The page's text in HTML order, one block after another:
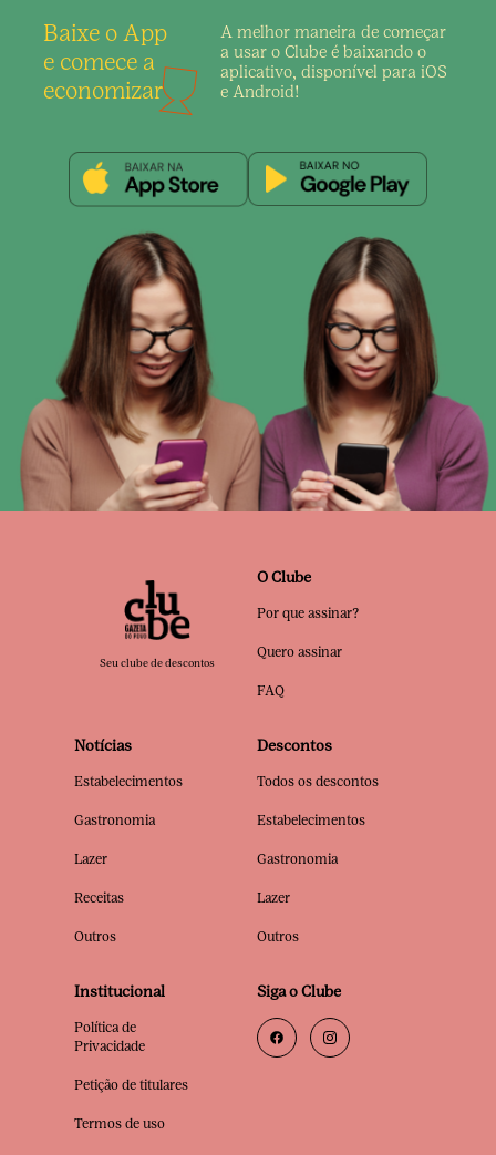
Baixe o App
e comece a
economizar
A melhor maneira de começar
a usar o Clube é baixando o
aplicativo, disponível para iOS
e Android!
Seu clube de descontos
O Clube
Por que assinar?
Quero assinar
FAQ
Notícias
Estabelecimentos
Gastronomia
Lazer
Receitas
Outros
Descontos
Todos os descontos
Estabelecimentos
Gastronomia
Lazer
Outros
Institucional
Política de
Privacidade
Petição de titulares
Termos de uso
Siga o Clube